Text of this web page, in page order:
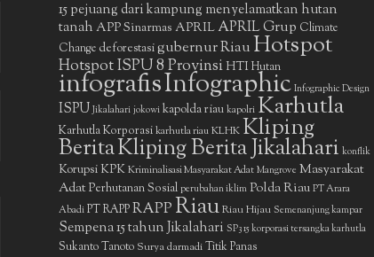
15 pejuang dari kampung menyelamatkan hutan
tanah APP Sinarmas APRIL APRIL Grup Climate
Change deforestasigubernur RiauHotspot
Hotspot ISPU 8 ProvinsiHTIHutan
infografisInfographic Infographic Design
ISPU Jikalahari jokowi kapolda riau kapolri Karhutla
Karhutla Korporasi karhutla riau KLHKKliping
BeritaKliping Berita Jikalahari konflik
Korupsi KPK Kriminalisasi Masyarakat Adat Mangrove Masyarakat
AdatPerhutanan Sosial perubahan iklim Polda Riau PT Arara
Abadi PT RAPPRAPPRiauRiau Hijau Semenanjung kampar
Sempena 15 tahun Jikalahari SP3 15 korporasi tersangka karhutla
Sukanto Tanoto Surya darmadiTitik Panas